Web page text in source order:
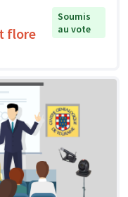
flore
Soumis
au vote